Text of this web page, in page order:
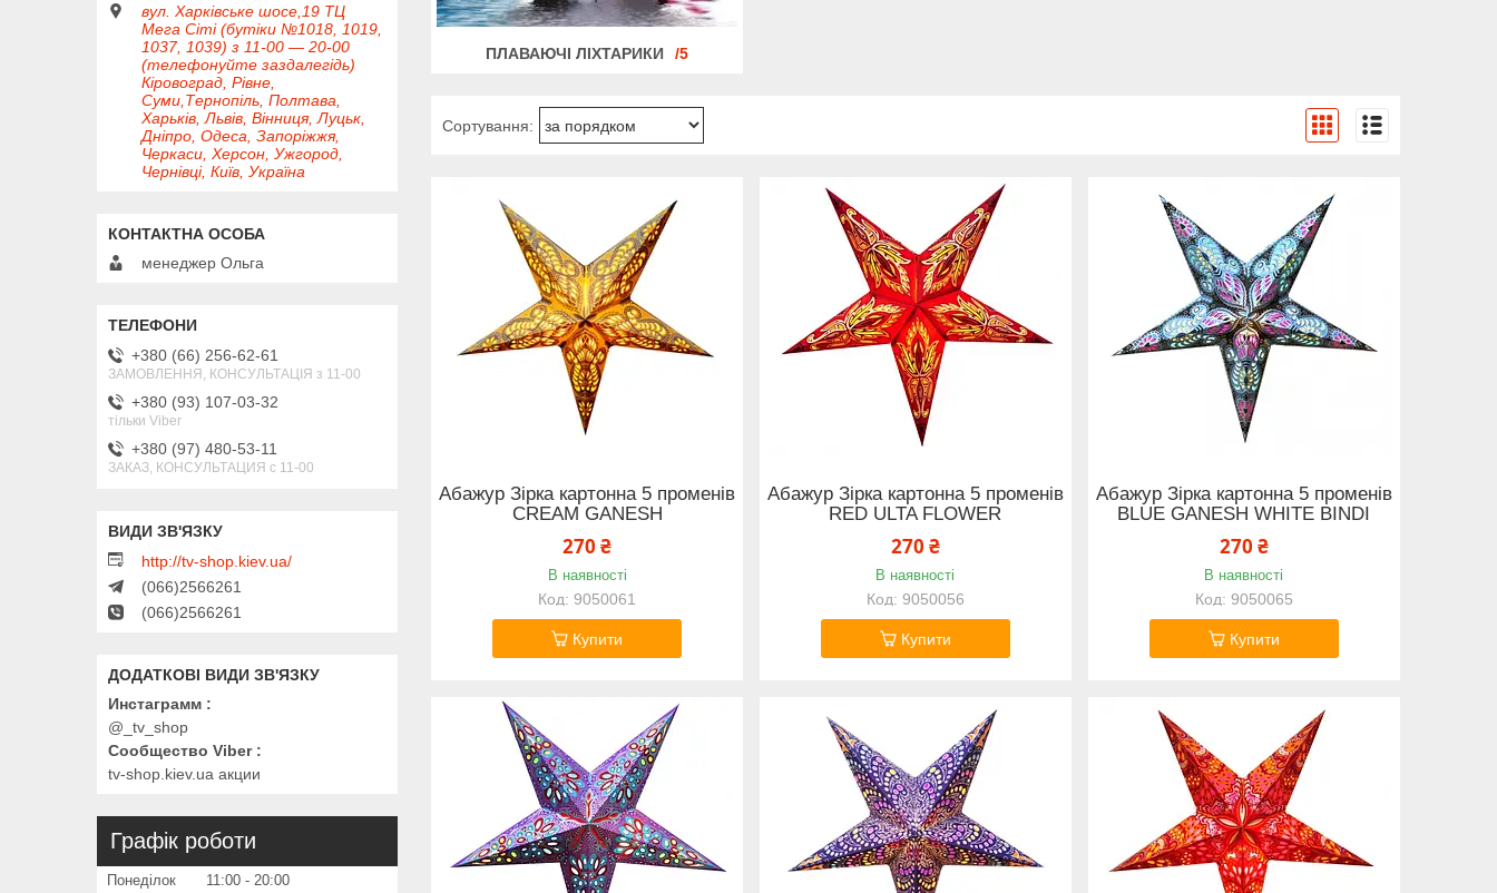
ПЛАВАЮЧІ ЛІХТАРИКИ 5
Абажур Зірка картонна 5 променів
CREAM GANESH
270 ₴
В наявності
9050061
Купити
Абажур Зірка картонна 5 променів
RED ULTA FLOWER
270 ₴
В наявності
9050056
Купити
Абажур Зірка картонна 5 променів
BLUE GANESH WHITE BINDI
270 ₴
В наявності
9050065
Купити
вул. Харківське шосе,19 ТЦ
Мега Сіті (бутіки №1018, 1019,
1037, 1039) з 11-00 — 20-00
(телефонуйте заздалегідь)
Кіровоград, Рівне,
Суми,Тернопіль, Полтава,
Харьків, Львів, Вінниця, Луцьк,
Дніпро, Одеса, Запоріжжя,
Черкаси, Херсон, Ужгород,
Чернівці, Київ, Україна
менеджер Ольга
+380 (66) 256-62-61
ЗАМОВЛЕННЯ, КОНСУЛЬТАЦІЯ з 11-00
+380 (93) 107-03-32
тільки Viber
+380 (97) 480-53-11
ЗАКАЗ, КОНСУЛЬТАЦИЯ с 11-00
http://tv-shop.kiev.ua/
(066)2566261
(066)2566261
Инстаграмм
@_tv_shop
Сообщество Viber
tv-shop.kiev.ua акции
Графік роботи
Понеділок 11:00
20:00